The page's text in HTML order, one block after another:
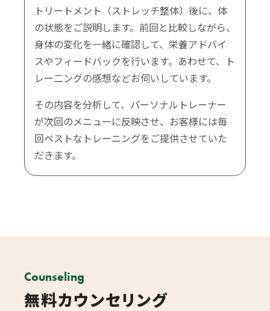
トリートメント（ストレッチ整体）後に、体
の状態をご説明します。前回と比較しながら、
身体の変化を一緒に確認して、栄養アドバイ
スやフィードバックを行います。あわせて、ト
レー二ングの感想などお伺いしています。
その内容を分析して、パーソナルトレーナー
が次回のメニューに反映させ、お客様には毎
回ベストなトレーニングをご提供させていた
だきます。
Counseling
無料カウンセリング